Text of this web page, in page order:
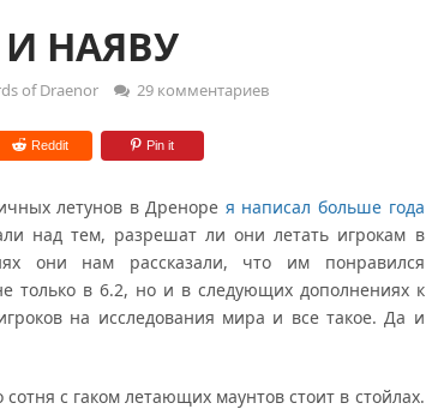
НАЯВУ
of Draenor 29 комментариев
Reddit Pin it
летунов в Дреноре я написал больше года
над тем, разрешат ли они летать игрокам в
они нам рассказали, что им понравился
только в 6.2, но и в следующих дополнениях к
на исследования мира и все такое. Да и
с гаком летающих маунтов стоит в стойлах.